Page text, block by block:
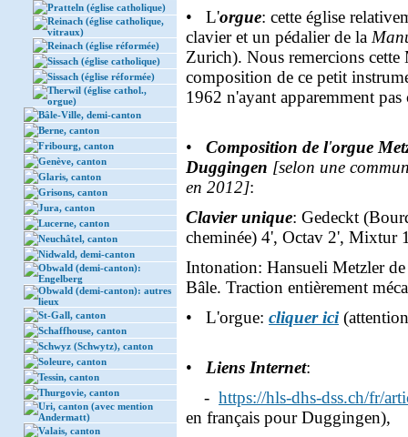
Pratteln (église catholique)
Reinach (église catholique,
vitraux)
Reinach (église réformée)
Sissach (église catholique)
Sissach (église réformée)
Therwil (église cathol.,
orgue)
Bâle-Ville, demi-canton
Berne, canton
Fribourg, canton
Genève, canton
Glaris, canton
Grisons, canton
Jura, canton
Lucerne, canton
Neuchâtel, canton
Nidwald, demi-canton
Obwald (demi-canton):
Engelberg
Obwald (demi-canton): autres
lieux
St-Gall, canton
Schaffhouse, canton
Schwyz (Schwytz), canton
Soleure, canton
Tessin, canton
Thurgovie, canton
Uri, canton (avec mention
Andermatt)
Valais, canton
• L'orgue: cette église
clavier et un pédalier de la
Zurich). Nous remercions
composition de ce petit
1962 n'ayant apparemment
• Composition de l'orgue
Duggingen [selon une
en 2012]:
Clavier unique: Gedeckt
cheminée) 4', Octav 2', Mixtur
Intonation: Hansueli Metzler
Bâle. Traction entièrement
• L'orgue: cliquer ici
• Liens Internet:
- https://hls-dhs-dss.ch/fr/
en français pour Duggingen),